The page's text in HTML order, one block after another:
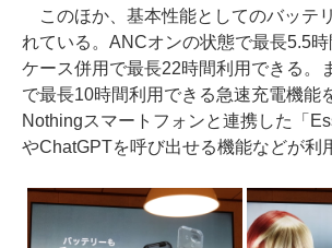
このほか、基本性能としてのバッテ
れている。ANCオンの状態で最長5.5時
ケース併用で最長22時間利用できる。
で最長10時間利用できる急速充電機能
Nothingスマートフォンと連携した「
やChatGPTを呼び出せる機能などが利